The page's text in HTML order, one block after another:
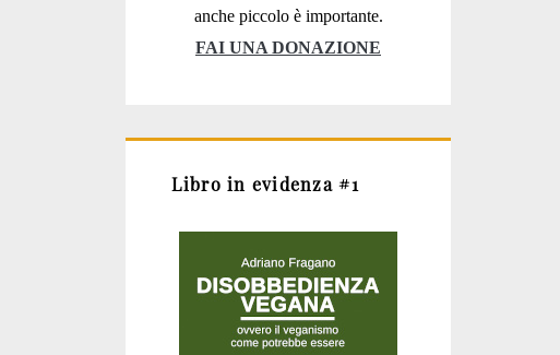
anche piccolo è importante.
FAI UNA DONAZIONE
Libro in evidenza #1